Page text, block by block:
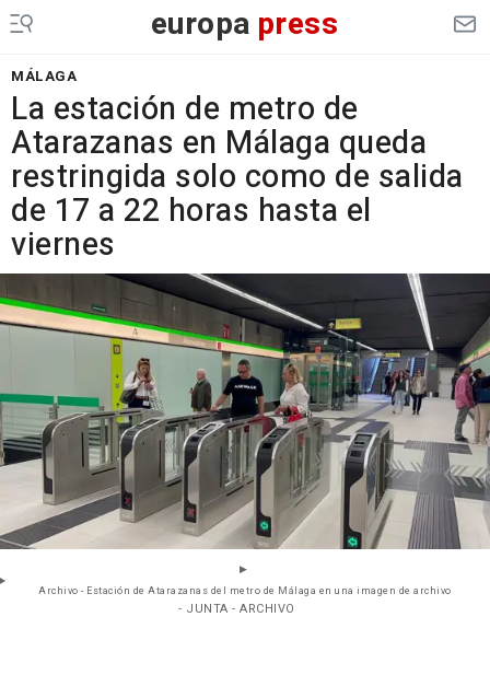
europa press
MÁLAGA
La estación de metro de
Atarazanas en Málaga queda
restringida solo como de salida
de 17 a 22 horas hasta el
viernes
Archivo - Estación de Atarazanas del metro de Málaga en una imagen de archivo
- JUNTA - ARCHIVO